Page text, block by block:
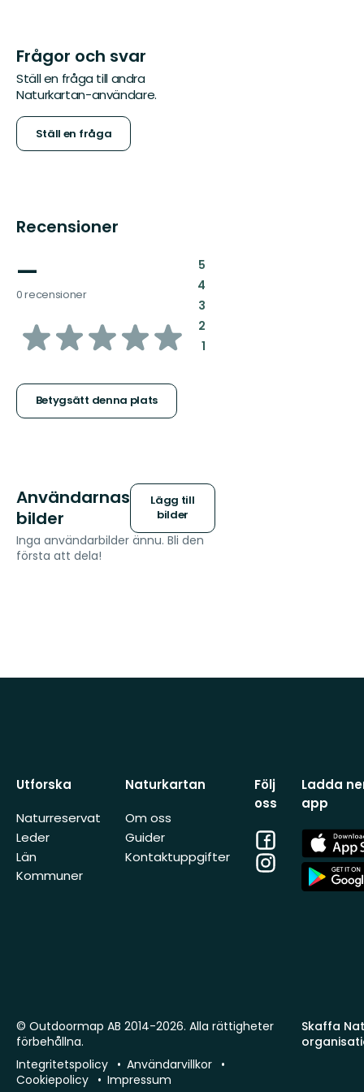
Frågor och svar
Ställ en fråga till andra
Naturkartan-användare.
Ställ en fråga
Recensioner
—
0 recensioner
av
stjärnor
Betygsätt denna plats
5:
4:
3:
2:
1:
Användarnas
bilder
Lägg till
bilder
Inga användarbilder ännu. Bli den
första att dela!
Utforska
Naturreservat
Leder
Län
Kommuner
Naturkartan
Om oss
Guider
Kontaktuppgifter
Följ
oss
Facebook
Instagram
Ladda
app
App
Store
App
Store
Skaffa
© Outdoormap AB 2014-2026. Alla rättigheter
förbehållna.
Integritetspolicy
Användarvillkor
Cookiepolicy
Impressum